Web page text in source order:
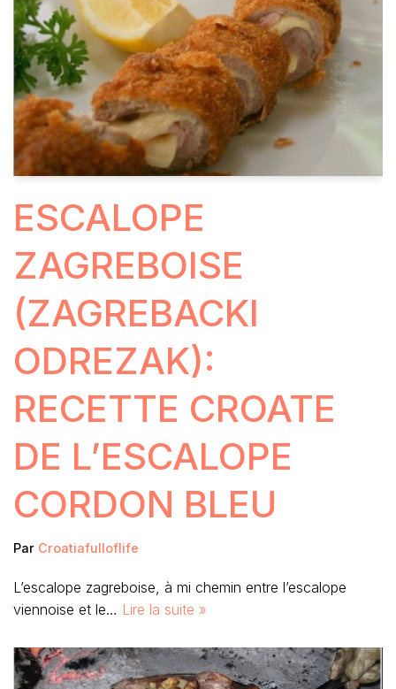
ESCALOPE
ZAGREBOISE
(ZAGREBACKI
ODREZAK):
RECETTE CROATE
DE L’ESCALOPE
CORDON BLEU
Par Croatiafulloflife
L’escalope zagreboise, à mi chemin entre l’escalope
viennoise et le… Lire la suite »